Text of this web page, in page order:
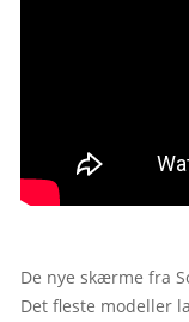
De nye skærme fra
Det fleste modeller